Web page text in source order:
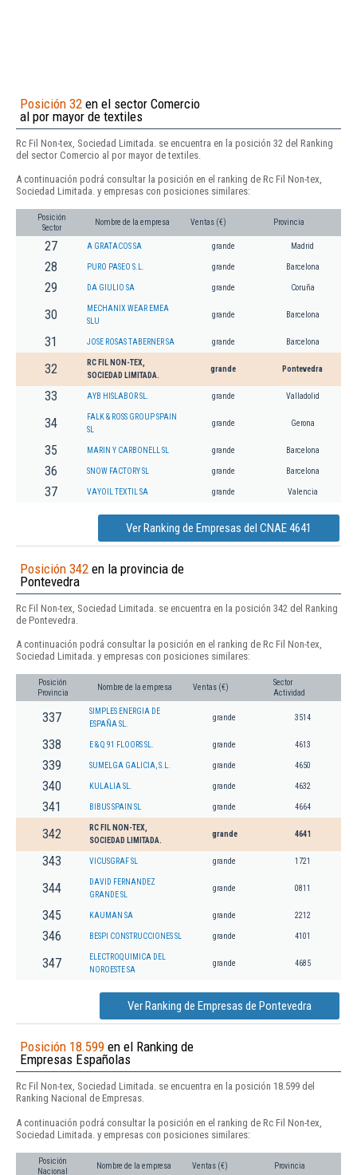
Posición 32 en el sector Comercio
al por mayor de textiles
Rc Fil Non-tex, Sociedad Limitada. se encuentra en la posición 32 del Ranking
del sector Comercio al por mayor de textiles.
A continuación podrá consultar la posición en el ranking de Rc Fil Non-tex,
Sociedad Limitada. y empresas con posiciones similares:
Posición
Sector
Nombre de la empresa Ventas (€) Provincia
27 A GRATACOS SA grande Madrid
28 PURO PASEO S.L. grande Barcelona
29 DA GIULIO SA grande Coruña
30
MECHANIX WEAR EMEA
SLU
grande Barcelona
31 JOSE ROSAS TABERNER SA grande Barcelona
32
RC FIL NON-TEX,
SOCIEDAD LIMITADA.
grande Pontevedra
33 AYB HISLABOR SL. grande Valladolid
34
FALK & ROSS GROUP SPAIN
SL
grande Gerona
35 MARIN Y CARBONELL SL grande Barcelona
36 SNOW FACTORY SL grande Barcelona
37 VAYOIL TEXTIL SA grande Valencia
Ver Ranking de Empresas del CNAE 4641
Posición 342 en la provincia de
Pontevedra
Rc Fil Non-tex, Sociedad Limitada. se encuentra en la posición 342 del Ranking
de Pontevedra.
A continuación podrá consultar la posición en el ranking de Rc Fil Non-tex,
Sociedad Limitada. y empresas con posiciones similares:
Posición
Provincia
Nombre de la empresa Ventas (€)
Sector
Actividad
337
SIMPLES ENERGIA DE
ESPAÑA SL.
grande 3514
338 E & Q 91 FLOORS SL. grande 4613
339 SUMELGA GALICIA, S.L. grande 4650
340 KULALIA SL. grande 4632
341 BIBUS SPAIN SL grande 4664
342
RC FIL NON-TEX,
SOCIEDAD LIMITADA.
grande 4641
343 VICUSGRAF SL grande 1721
344
DAVID FERNANDEZ
GRANDE SL
grande 0811
345 KAUMAN SA grande 2212
346 BESPI CONSTRUCCIONES SL grande 4101
347
ELECTROQUIMICA DEL
NOROESTE SA
grande 4685
Ver Ranking de Empresas de Pontevedra
Posición 18.599 en el Ranking de
Empresas Españolas
Rc Fil Non-tex, Sociedad Limitada. se encuentra en la posición 18.599 del
Ranking Nacional de Empresas.
A continuación podrá consultar la posición en el ranking de Rc Fil Non-tex,
Sociedad Limitada. y empresas con posiciones similares:
Posición
Nacional
Nombre de la empresa Ventas (€) Provincia